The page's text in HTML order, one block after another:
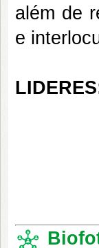
além de
e